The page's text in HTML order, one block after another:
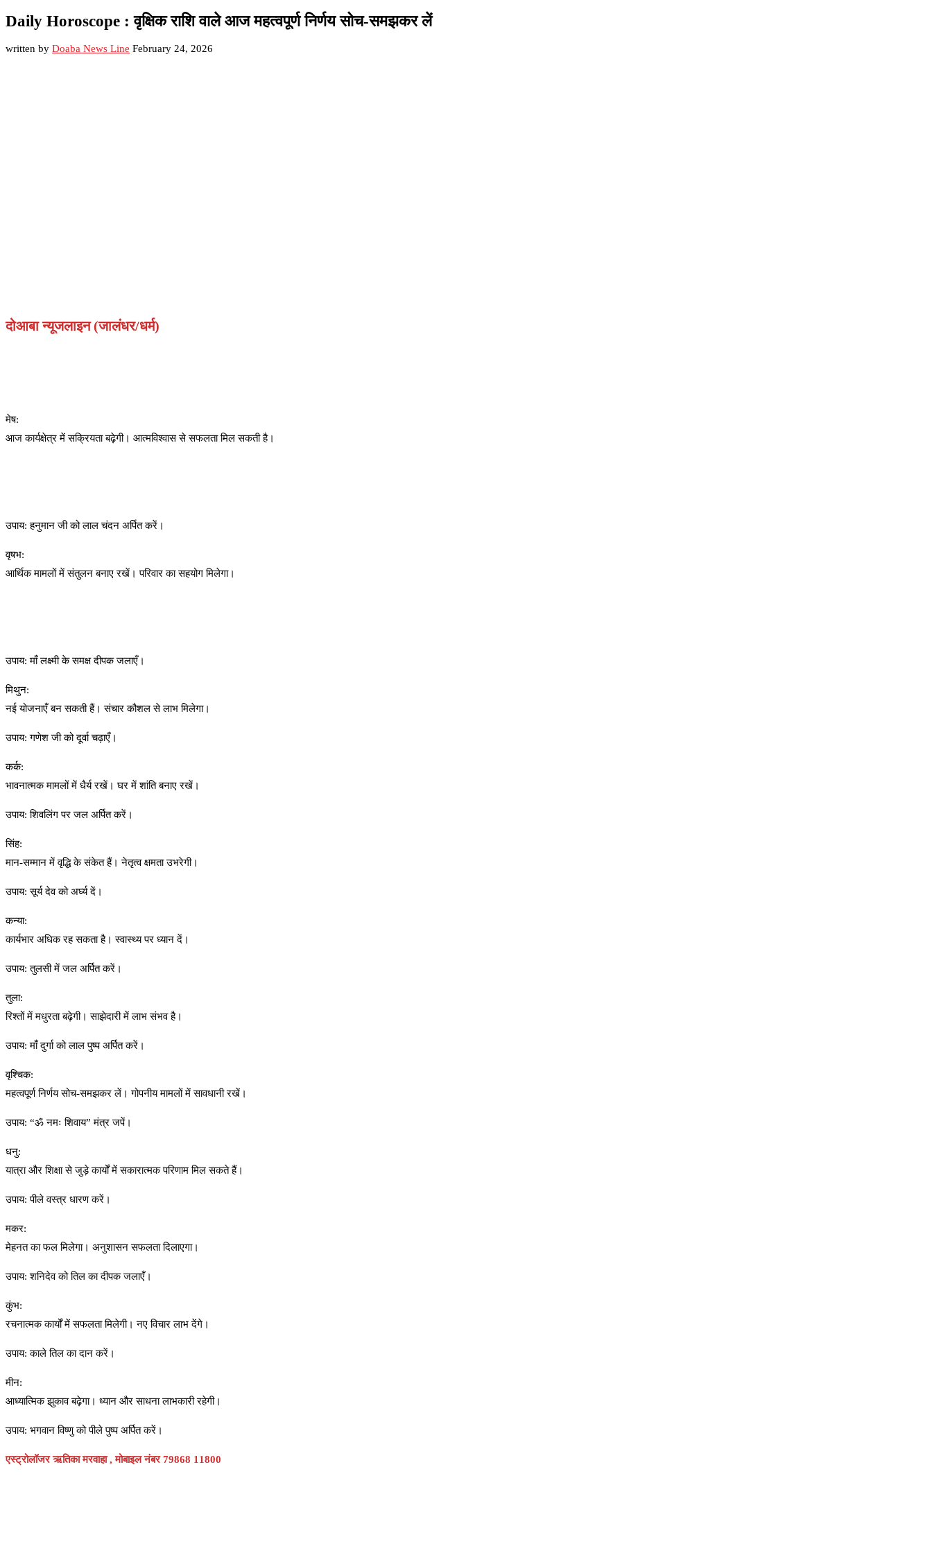
Daily Horoscope : वृक्षिक राशि वाले आज महत्वपूर्ण निर्णय सोच-समझकर लें
written by Doaba News Line February 24, 2026
दोआबा न्यूजलाइन (जालंधर/धर्म)
मेष:
आज कार्यक्षेत्र में सक्रियता बढ़ेगी। आत्मविश्वास से सफलता मिल सकती है।
उपाय: हनुमान जी को लाल चंदन अर्पित करें।
वृषभ:
आर्थिक मामलों में संतुलन बनाए रखें। परिवार का सहयोग मिलेगा।
उपाय: माँ लक्ष्मी के समक्ष दीपक जलाएँ।
मिथुन:
नई योजनाएँ बन सकती हैं। संचार कौशल से लाभ मिलेगा।
उपाय: गणेश जी को दूर्वा चढ़ाएँ।
कर्क:
भावनात्मक मामलों में धैर्य रखें। घर में शांति बनाए रखें।
उपाय: शिवलिंग पर जल अर्पित करें।
सिंह:
मान-सम्मान में वृद्धि के संकेत हैं। नेतृत्व क्षमता उभरेगी।
उपाय: सूर्य देव को अर्घ्य दें।
कन्या:
कार्यभार अधिक रह सकता है। स्वास्थ्य पर ध्यान दें।
उपाय: तुलसी में जल अर्पित करें।
तुला:
रिश्तों में मधुरता बढ़ेगी। साझेदारी में लाभ संभव है।
उपाय: माँ दुर्गा को लाल पुष्प अर्पित करें।
वृश्चिक:
महत्वपूर्ण निर्णय सोच-समझकर लें। गोपनीय मामलों में सावधानी रखें।
उपाय: “ॐ नमः शिवाय” मंत्र जपें।
धनु:
यात्रा और शिक्षा से जुड़े कार्यों में सकारात्मक परिणाम मिल सकते हैं।
उपाय: पीले वस्त्र धारण करें।
मकर:
मेहनत का फल मिलेगा। अनुशासन सफलता दिलाएगा।
उपाय: शनिदेव को तिल का दीपक जलाएँ।
कुंभ:
रचनात्मक कार्यों में सफलता मिलेगी। नए विचार लाभ देंगे।
उपाय: काले तिल का दान करें।
मीन:
आध्यात्मिक झुकाव बढ़ेगा। ध्यान और साधना लाभकारी रहेगी।
उपाय: भगवान विष्णु को पीले पुष्प अर्पित करें।
एस्ट्रोलॉजर ऋतिका मरवाहा , मोबाइल नंबर 79868 11800